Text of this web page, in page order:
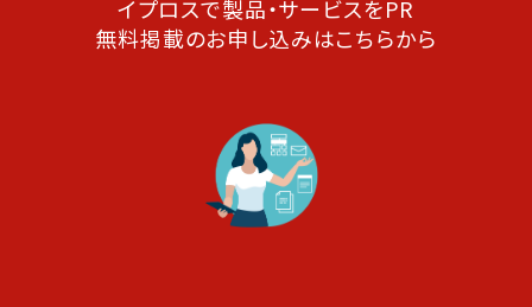
イプロスで製品・サービスをPR
無料掲載のお申し込みはこちらから